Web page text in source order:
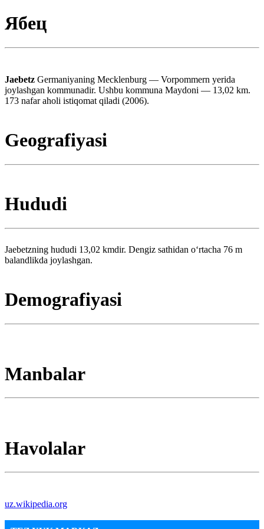
Ябец
Jaebetz Germaniyaning Mecklenburg — Vorpommern yerida
joylashgan kommunadir. Ushbu kommuna Maydoni — 13,02 km.
173 nafar aholi istiqomat qiladi (2006).
Geografiyasi
Hududi
Jaebetzning hududi 13,02 kmdir. Dengiz sathidan oʻrtacha 76 m
balandlikda joylashgan.
Demografiyasi
Manbalar
Havolalar
uz.wikipedia.org